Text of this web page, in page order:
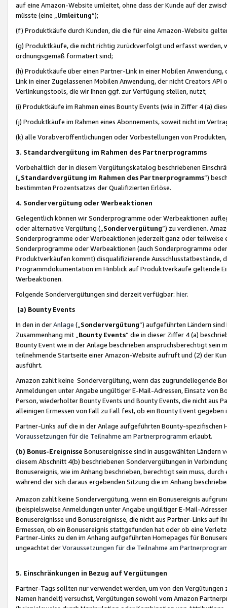
auf eine Amazon-Website umleitet, ohne dass der Kunde auf der
müsste (eine „ Umleitung“);
(f) Produktkäufe durch Kunden, die die für eine Amazon-Website
(g) Produktkäufe, die nicht richtig zurückverfolgt und erfasst werden,
ordnungsgemäß formatiert sind;
(h) Produktkäufe über einen Partner-Link in einer Mobilen
Link in einer Zugelassenen Mobilen Anwendung, der nicht Creators
Verlinkungstools, die wir Ihnen ggf. zur Verfügung stellen, nutzt;
(i) Produktkäufe im Rahmen eines Bounty Events (wie in Ziffer 4 (a)
(j) Produktkäufe im Rahmen eines Abonnements, soweit nicht im
(k) alle Vorabveröffentlichungen oder Vorbestellungen von
3. Standardvergütung im Rahmen des Partnerprogramms
Vorbehaltlich der in diesem Vergütungskatalog beschriebenen
(„ Standardvergütung im Rahmen des Partnerprogramms“)
bestimmten Prozentsatzes der Qualifizierten Erlöse.
4. Sondervergütung oder Werbeaktionen
Gelegentlich können wir Sonderprogramme oder Werbeaktionen
oder alternative Vergütung („ Sondervergütung”) zu verdienen.
Sonderprogramme oder Werbeaktionen jederzeit ganz oder
Sonderprogramme oder Werbeaktionen (auch Sonderprogramme
Produktverkäufen kommt) disqualifizierende Ausschlusstatbestände,
Programmdokumentation im Hinblick auf Produktverkäufe geltende
Werbeaktionen.
Folgende Sondervergütungen sind derzeit verfügbar: hier.
(a) Bounty Events
In den in derAnlage („ Sondervergütung“) aufgeführten Ländern
Zusammenhang mit „ Bounty Events“ die in dieser Ziffer 4 (a)
Bounty Event wie in der Anlage beschrieben anspruchsberechtigt sein
teilnehmende Startseite einer Amazon-Website aufruft und (2) der
ausführt.
Amazon zahlt keine Sondervergütung, wenn das zugrundeliegende
Anmeldungen unter Angabe ungültiger E-Mail-Adressen, Einsatz von
Person, wiederholter Bounty Events und Bounty Events, die nicht
alleinigen Ermessen von Fall zu Fall fest, ob ein Bounty Event
Partner-Links auf die in der Anlage aufgeführten Bounty-spezifischen
Voraussetzungen für die Teilnahme am Partnerprogramm erlaubt.
(b) Bonus-Ereignisse Bonusereignisse sind in ausgewählten Ländern
diesem Abschnitt 4(b) beschriebenen Sondervergütungen in
Bonusereignis, wie im Anhang beschrieben, berechtigt sein muss,
während der sich daraus ergebenden Sitzung die im Anhang
Amazon zahlt keine Sondervergütung, wenn ein Bonusereignis
(beispielsweise Anmeldungen unter Angabe ungültiger E-Mail-
Bonusereignisse und Bonusereignisse, die nicht aus Partner-Links auf
Ermessen, ob ein Bonusereignis stattgefunden hat oder ob eine
Partner-Links zu den im Anhang aufgeführten Homepages für
ungeachtet derVoraussetzungen für die Teilnahme am
5. Einschränkungen in Bezug auf Vergütungen
Partner-Tags sollten nur verwendet werden, um von den
Namen handelt) versuchst, Vergütungen sowohl vom Amazon